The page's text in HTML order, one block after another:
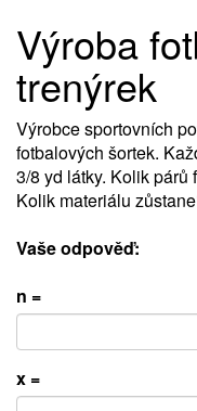
Výroba
trenýrek
Výrobce sportovních
fotbalových šortek.
3/8 yd látky. Kolik párů
Kolik materiálu
Vaše odpověď:
n =
x =